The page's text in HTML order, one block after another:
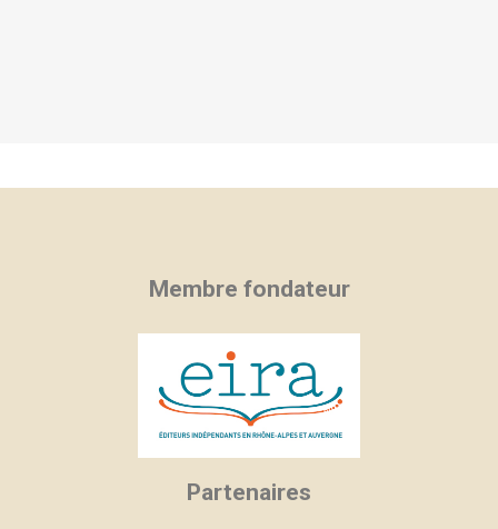
Membre fondateur
Partenaires